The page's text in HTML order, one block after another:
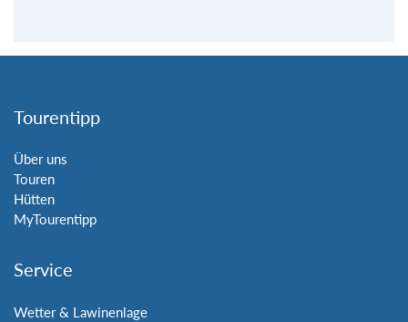
Tourentipp
Über uns
Touren
Hütten
MyTourentipp
Service
Wetter & Lawinenlage